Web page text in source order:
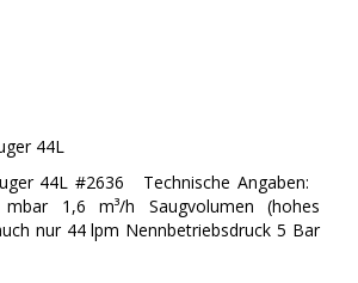
44L
44L #2636 Technische Angaben:
1,6 m³/h Saugvolumen (hohes
nur 44 lpm Nennbetriebsdruck 5 Bar